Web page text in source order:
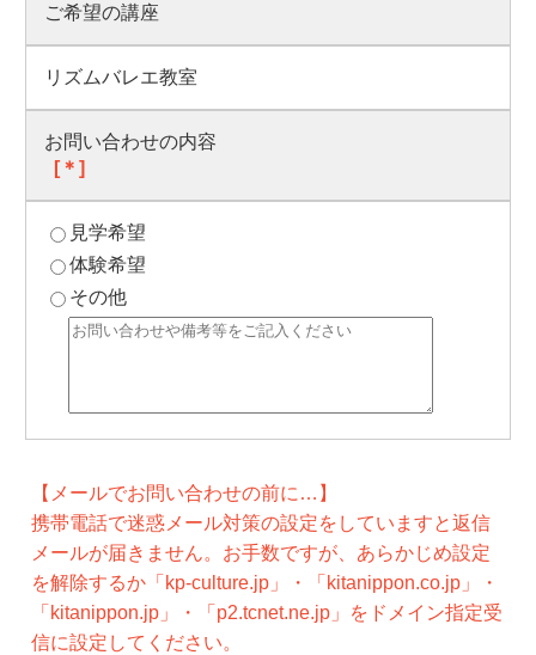
ご希望の講座
リズムバレエ教室
お問い合わせの内容
[＊]
見学希望
体験希望
その他
【メールでお問い合わせの前に…】
携帯電話で迷惑メール対策の設定をしていますと返信
メールが届きません。お手数ですが、あらかじめ設定
を解除するか「kp-culture.jp」・「kitanippon.co.jp」・
「kitanippon.jp」・「p2.tcnet.ne.jp」をドメイン指定受
信に設定してください。